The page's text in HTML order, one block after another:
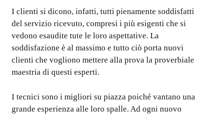
I clienti si dicono, infatti, tutti pienamente soddisfatti
del servizio ricevuto, compresi i più esigenti che si
vedono esaudite tute le loro aspettative. La
soddisfazione è al massimo e tutto ciò porta nuovi
clienti che vogliono mettere alla prova la proverbiale
maestria di questi esperti.
I tecnici sono i migliori su piazza poiché vantano una
grande esperienza alle loro spalle. Ad ogni nuovo